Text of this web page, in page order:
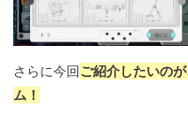
さらに今回ご紹介したいの
ム！